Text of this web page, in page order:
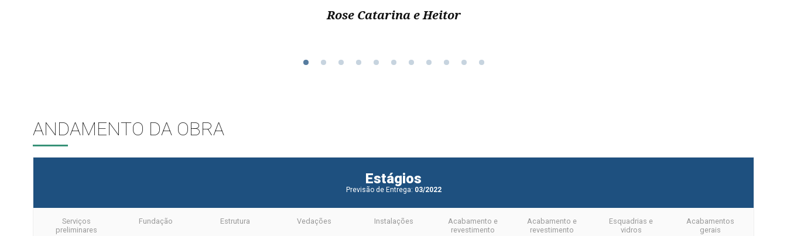
Rose Catarina e Heitor
ANDAMENTO DA OBRA
Estágios
Previsão de Entrega: 03/2022
Serviços
preliminares
Fundação Estrutura Vedações Instalações
Acabamento e
revestimento
Acabamento e
revestimento
Esquadrias e
vidros
Acabamentos
gerais